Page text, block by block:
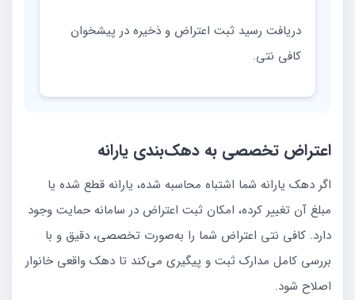
دریافت رسید ثبت اعتراض و ذخیره در پیشخوان
کافی نتی.
اعتراض تخصصی به دهک‌بندی یارانه
اگر دهک یارانه شما اشتباه محاسبه شده، یارانه قطع شده یا
مبلغ آن تغییر کرده، امکان ثبت اعتراض در سامانه حمایت وجود
دارد. کافی نتی اعتراض شما را به‌صورت تخصصی، دقیق و با
بررسی کامل مدارک ثبت و پیگیری می‌کند تا دهک واقعی خانوار
اصلاح شود.